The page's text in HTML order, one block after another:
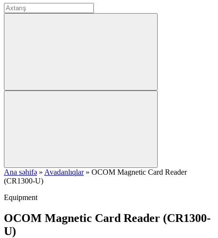
Ana səhifə » Avadanlıqlar» OCOM Magnetic Card Reader
(CR1300-U)
Equipment
OCOM Magnetic Card Reader (CR1300-
U)